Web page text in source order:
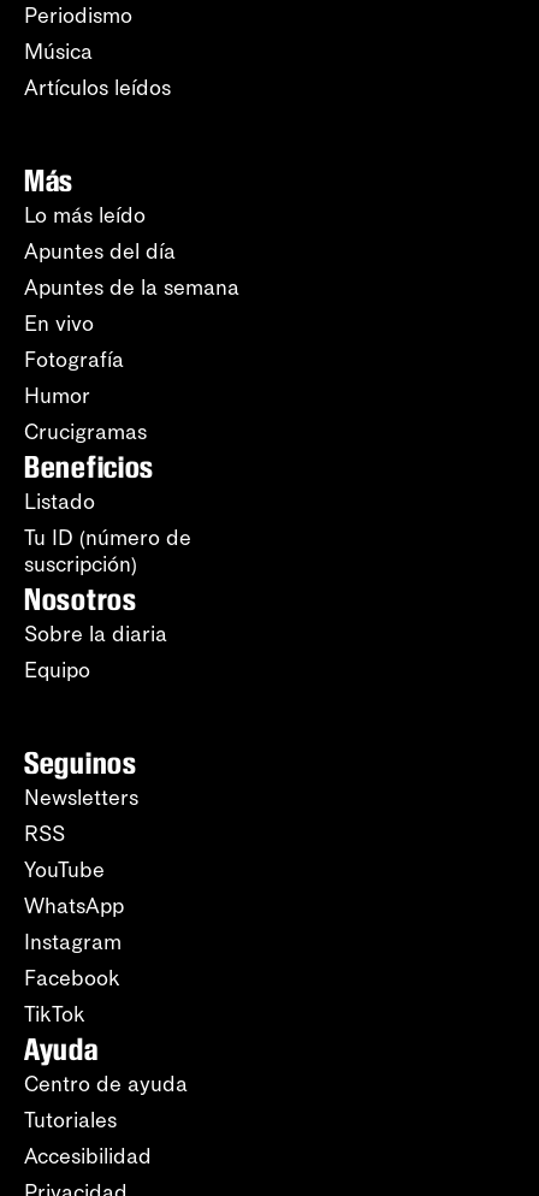
Periodismo
Música
Artículos leídos
Más
Lo más leído
Apuntes del día
Apuntes de la semana
En vivo
Fotografía
Humor
Crucigramas
Beneficios
Listado
Tu ID (número de
suscripción)
Nosotros
Sobre la diaria
Equipo
Seguinos
Newsletters
RSS
YouTube
WhatsApp
Instagram
Facebook
TikTok
Ayuda
Centro de ayuda
Tutoriales
Accesibilidad